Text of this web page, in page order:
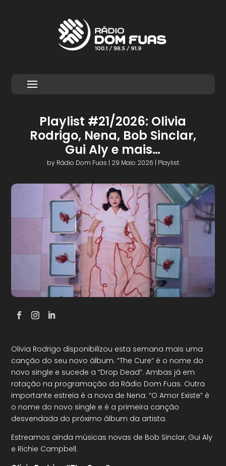
Playlist #21/2026: Olivia
Rodrigo, Nena, Bob Sinclar,
Gui Aly e mais…
by Rádio Dom Fuas | 29 Maio 2026 | Playlist
Olivia Rodrigo disponibilizou esta semana mais uma
canção do seu novo álbum. “The Cure” é o nome do
novo single e sucede a “Drop Dead”. Ambas já em
rotação na programação da Rádio Dom Fuas. Outra
importante estreia é a nova de Nena: “O Amor Existe” é
o nome do novo single e é a primeira canção
desvendada do próximo álbum da artista.
Estreamos ainda músicas novas de Bob Sinclar, Gui Aly
e Richie Campbell.